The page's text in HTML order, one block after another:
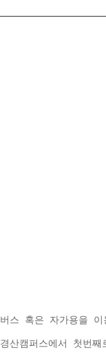
버스 혹은 자가용을
경산캠퍼스에서 첫번